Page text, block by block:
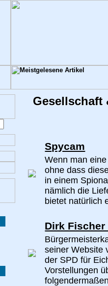
Gesellschaft
Spycam
Wenn man
ohne dass
in einem
nämlich die
bietet natürlich
Dirk
seiner Website
der SPD für
Vorstellungen